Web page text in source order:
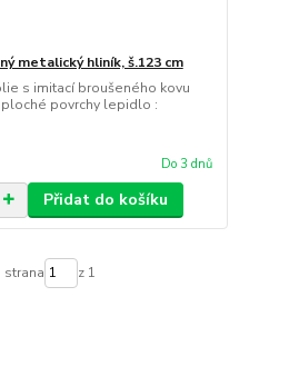
metalický hliník, š.123 cm
s imitací broušeného kovu
povrchy lepidlo :
Do 3 dnů
Přidat do košíku
strana z 1